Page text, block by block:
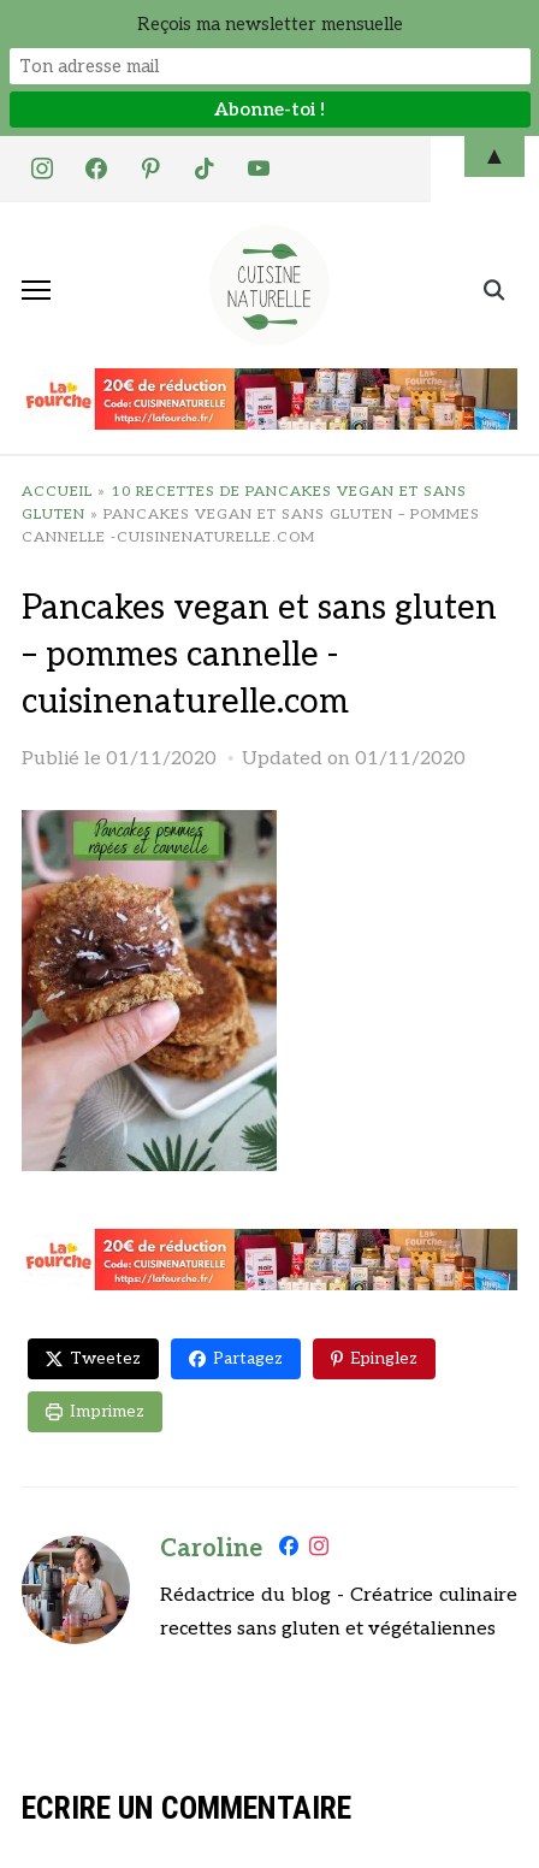
instagramfacebookpinteresttiktok youtube
Search
ACCUEIL » 10 RECETTES DE PANCAKES VEGAN ET SANS
GLUTEN » PANCAKES VEGAN ET SANS GLUTEN – POMMES
CANNELLE -CUISINENATURELLE.COM
Pancakes vegan et sans gluten
– pommes cannelle -
cuisinenaturelle.com
Publié le 01/11/2020 Updated on 01/11/2020
Tweetez Partagez Epinglez
Imprimez
Caroline
Rédactrice du blog - Créatrice culinaire
recettes sans gluten et végétaliennes
ECRIRE UN COMMENTAIRE
Reçois ma newsletter mensuelle
▲